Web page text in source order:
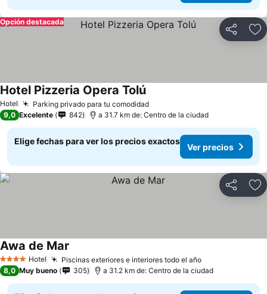
Compartir
Opción destacada
Hotel Parking privado para tu comodidad
Hotel Pizzeria Opera Tolú
9,0 Excelente 842 a 31.7 km de: Centro de la ciudad
Elige fechas para ver los precios exactos
Ver precios
Compartir
4 EstrellasHotel Piscinas exteriores e interiores todo el año
Awa de Mar
8,0 Muy bueno 305 a 31.2 km de: Centro de la ciudad